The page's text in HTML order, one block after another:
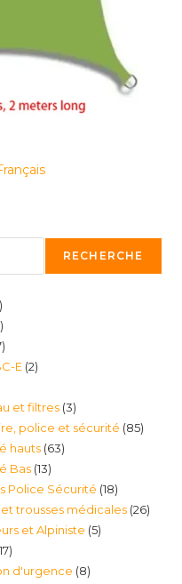
RECHERCHE
11
1
produit
7
produits
E 22
et filtres 33
produits
police et sécurité 8585
hauts 6363
Bas 1313
produits
Police Sécurité 1818
produits
trousses médicales 2626
et Alpiniste 55
1717
produits
d'urgence 88